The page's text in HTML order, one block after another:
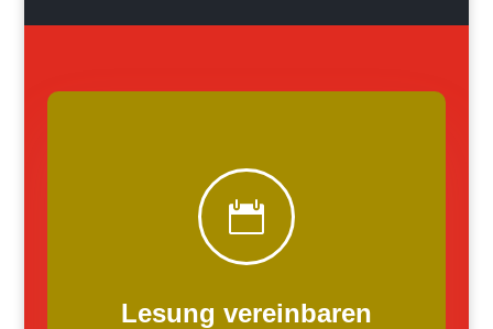

Lesung vereinbaren